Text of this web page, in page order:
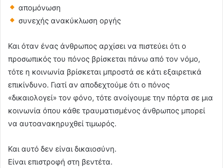
απομόνωση
συνεχής ανακύκλωση οργής
Και όταν ένας άνθρωπος αρχίσει να πιστεύει ότι ο
προσωπικός του πόνος βρίσκεται πάνω από τον νόμο,
τότε η κοινωνία βρίσκεται μπροστά σε κάτι εξαιρετικά
επικίνδυνο. Γιατί αν αποδεχτούμε ότι ο πόνος
«δικαιολογεί» τον φόνο, τότε ανοίγουμε την πόρτα σε μια
κοινωνία όπου κάθε τραυματισμένος άνθρωπος μπορεί
να αυτοανακηρυχθεί τιμωρός.
Και αυτό δεν είναι δικαιοσύνη.
Είναι επιστροφή στη βεντέτα.